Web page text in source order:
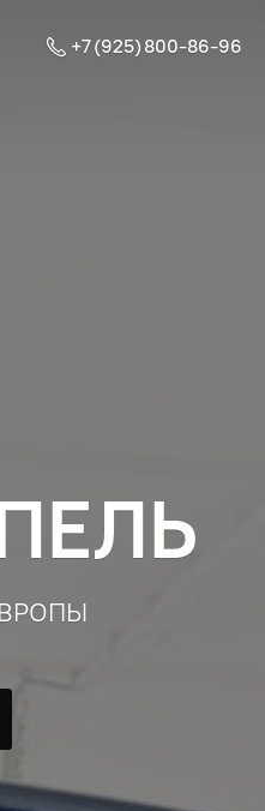
+7 (925) 800-86-96